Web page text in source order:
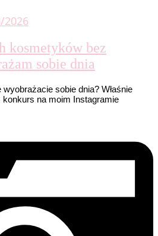
2026
kosmetyków bez
sobie dnia
sobie dnia? Właśnie
konkurs na moim Instagramie